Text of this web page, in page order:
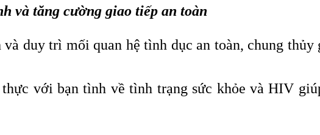
và tăng cường giao tiếp an toàn
duy trì mối quan hệ tình dục an toàn, chung thủy
với bạn tình về tình trạng sức khỏe và HIV